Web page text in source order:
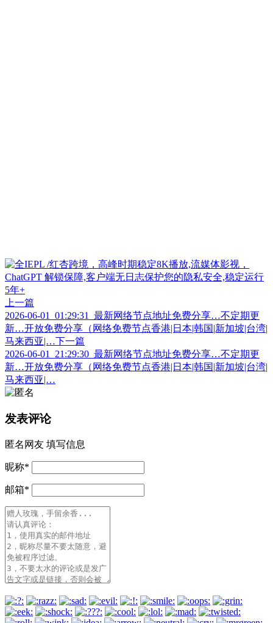
上一篇
2026-06-01_01:29:31_最新网络节点地址免费分享…不定期更
新…开放免费分享（网络免费节点香港|日本|韩国|新加坡|台湾|
马来西亚|… 下一篇
2026-06-01_21:29:30_最新网络节点地址免费分享…不定期更
新…开放免费分享（网络免费节点香港|日本|韩国|新加坡|台湾|
马来西亚|…
发表评论
匿名网友 填写信息
昵称*
邮箱*